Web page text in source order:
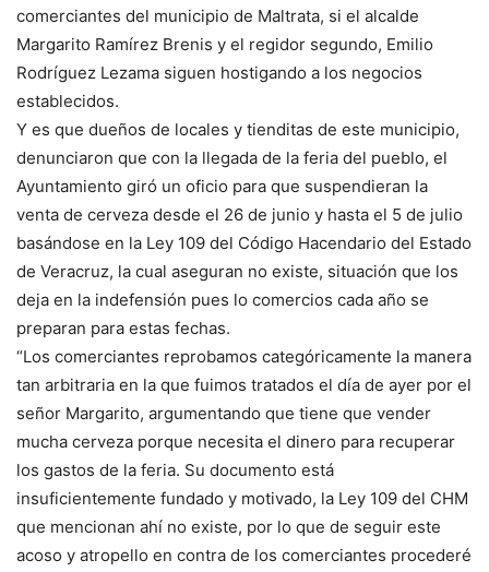
comerciantes del municipio de Maltrata, si el alcalde
Margarito Ramírez Brenis y el regidor segundo, Emilio
Rodríguez Lezama siguen hostigando a los negocios
establecidos.
Y es que dueños de locales y tienditas de este municipio,
denunciaron que con la llegada de la feria del pueblo, el
Ayuntamiento giró un oficio para que suspendieran la
venta de cerveza desde el 26 de junio y hasta el 5 de julio
basándose en la Ley 109 del Código Hacendario del Estado
de Veracruz, la cual aseguran no existe, situación que los
deja en la indefensión pues lo comercios cada año se
preparan para estas fechas.
“Los comerciantes reprobamos categóricamente la manera
tan arbitraria en la que fuimos tratados el día de ayer por el
señor Margarito, argumentando que tiene que vender
mucha cerveza porque necesita el dinero para recuperar
los gastos de la feria. Su documento está
insuficientemente fundado y motivado, la Ley 109 del CHM
que mencionan ahí no existe, por lo que de seguir este
acoso y atropello en contra de los comerciantes procederé